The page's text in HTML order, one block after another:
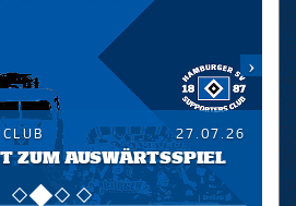
27.07.26
ZUM AUSWÄRTSSPIEL